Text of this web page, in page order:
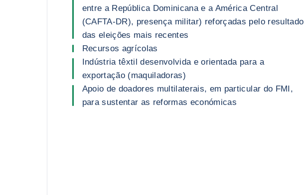
entre a República Dominicana e a América Central
(CAFTA-DR), presença militar) reforçadas pelo resultado
das eleições mais recentes
Recursos agrícolas
Indústria têxtil desenvolvida e orientada para a
exportação (maquiladoras)
Apoio de doadores multilaterais, em particular do FMI,
para sustentar as reformas económicas